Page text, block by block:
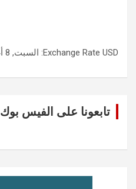
Exchange Rate USD : السبت, 8 أغسطس.
تابعونا على الفيس بوك